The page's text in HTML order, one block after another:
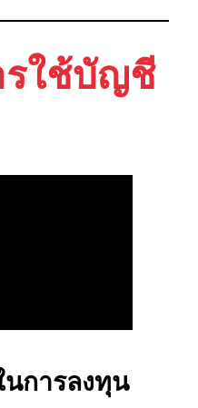
รใช้บัญชี
นการลงทุน